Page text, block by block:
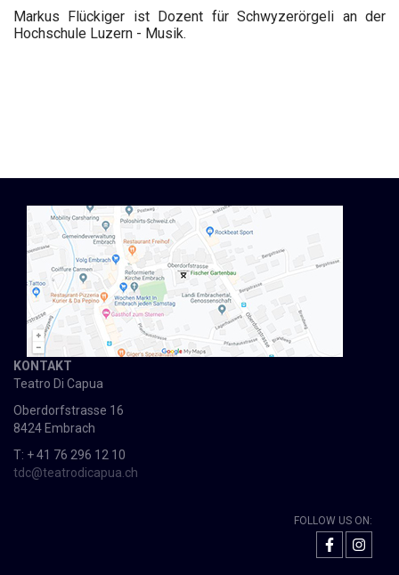
Markus Flückiger ist Dozent für Schwyzerörgeli an der
Hochschule Luzern - Musik.
KONTAKT
Teatro Di Capua
Oberdorfstrasse 16
8424 Embrach
T: + 41 76 296 12 10
tdc@teatrodicapua.ch
FOLLOW US ON: